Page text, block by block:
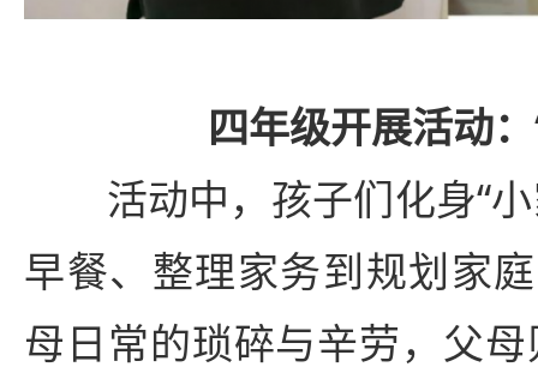
四年级开展活动
活动中，孩子们化身“小
早餐、整理家务到规划家
母日常的琐碎与辛劳，父